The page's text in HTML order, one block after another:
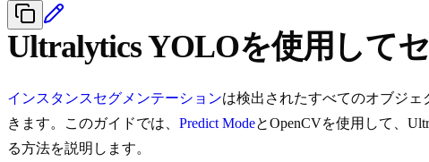
Ultralytics YOLOを使用して
インスタンスセグメンテーションは検出されたすべてのオブジ
きます。このガイドでは、 Predict ModeとOpenCVを使用して、
る方法を説明します。